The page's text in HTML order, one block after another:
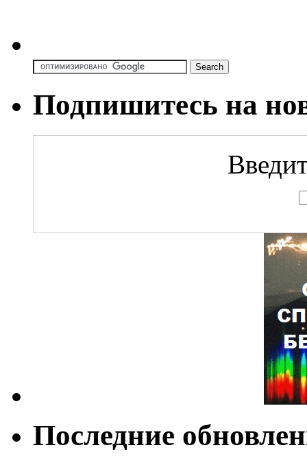
Подпишитесь на
Последние